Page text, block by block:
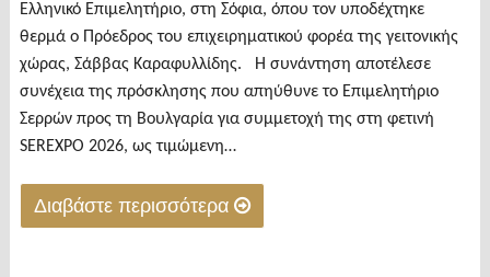
Ελληνικό Επιμελητήριο, στη Σόφια, όπου τον υποδέχτηκε
θερμά ο Πρόεδρος του επιχειρηματικού φορέα της γειτονικής
χώρας, Σάββας Καραφυλλίδης. Η συνάντηση αποτέλεσε
συνέχεια της πρόσκλησης που απηύθυνε το Επιμελητήριο
Σερρών προς τη Βουλγαρία για συμμετοχή της στη φετινή
SEREXPO 2026, ως τιμώμενη…
Διαβάστε περισσότερα